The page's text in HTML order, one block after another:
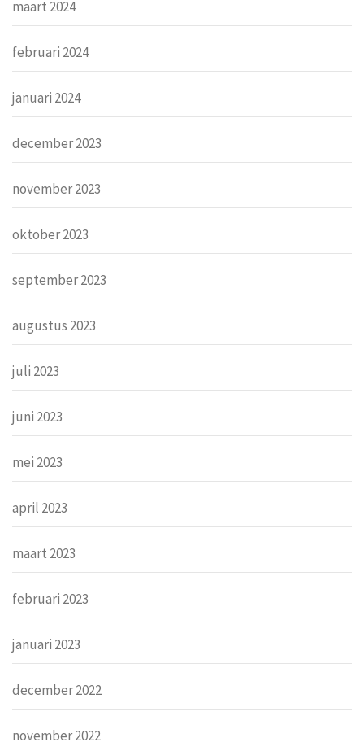
maart 2024
februari 2024
januari 2024
december 2023
november 2023
oktober 2023
september 2023
augustus 2023
juli 2023
juni 2023
mei 2023
april 2023
maart 2023
februari 2023
januari 2023
december 2022
november 2022